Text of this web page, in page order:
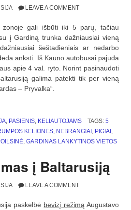
LEAVE A COMMENT
zonoje gali išbūti iki 5 parų, tačiau
į Gardiną trunka dažniausiai vieną
šeštadieniais ar nedarbo
anksti. Iš Kauno autobusai pajuda
apie 4 val. ryto. Norint pasinaudoti
galima patekti tik per vieną
– Pryvalka“.
, PASIENIS, KELIAUTOJAMS TAGS: 5
KELIONĖS, NEBRANGIAI , PIGIAI ,
, GARDINAS LANKYTINOS VIETOS
į Baltarusiją
LEAVE A COMMENT
paskelbė bevizį režimą Augustavo